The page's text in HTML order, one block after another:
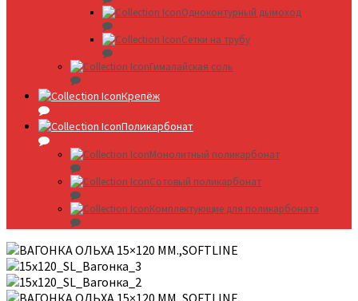
Одноконтурный дымоход
Сетки на трубу
Гималайская соль
Крепёж
Поликарбонат
Монолитный поликарбонат
Сотовый поликарбонат
Комплектующие для поликарбоната